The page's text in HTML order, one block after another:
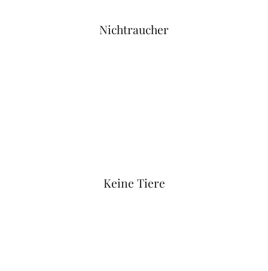
Nichtraucher
Keine Tiere